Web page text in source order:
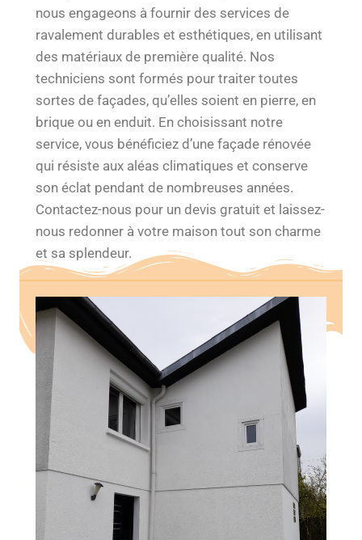
nous engageons à fournir des services de
ravalement durables et esthétiques, en utilisant
des matériaux de première qualité. Nos
techniciens sont formés pour traiter toutes
sortes de façades, qu’elles soient en pierre, en
brique ou en enduit. En choisissant notre
service, vous bénéficiez d’une façade rénovée
qui résiste aux aléas climatiques et conserve
son éclat pendant de nombreuses années.
Contactez-nous pour un devis gratuit et laissez-
nous redonner à votre maison tout son charme
et sa splendeur.